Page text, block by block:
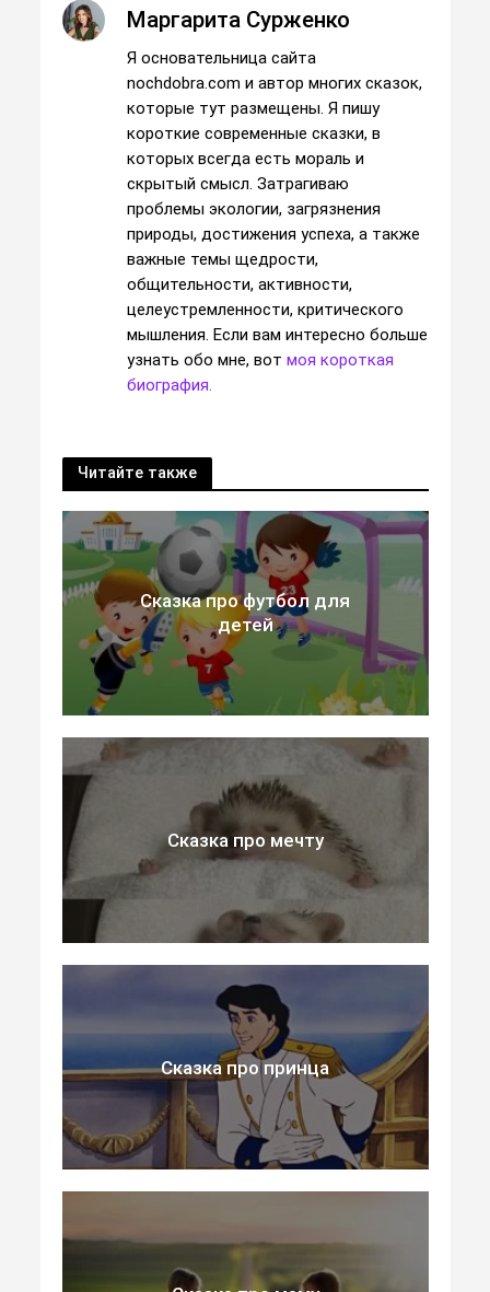
Маргарита Сурженко
Я основательница сайта
nochdobra.com и автор многих сказок,
которые тут размещены. Я пишу
короткие современные сказки, в
которых всегда есть мораль и
скрытый смысл. Затрагиваю
проблемы экологии, загрязнения
природы, достижения успеха, а также
важные темы щедрости,
общительности, активности,
целеустремленности, критического
мышления. Если вам интересно больше
узнать обо мне, вот моя короткая
биография.
Читайте также
Сказка про футбол для
детей
Сказка про мечту
Сказка про принца